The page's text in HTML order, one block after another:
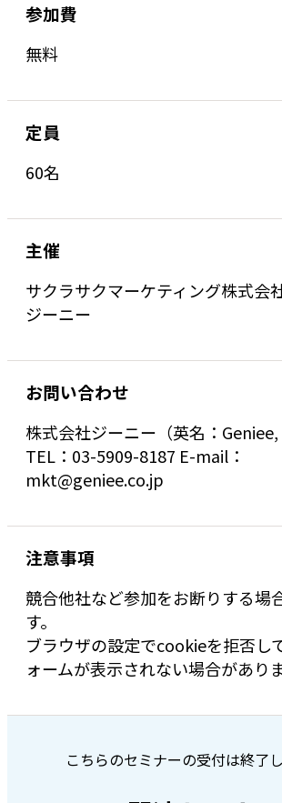
参加費
無料
定員
60名
主催
サクラサクマーケティング株式会
ジーニー
お問い合わせ
株式会社ジーニー（英名：Geniee,
TEL：03-5909-8187 E-mail：
mkt@geniee.co.jp
注意事項
競合他社など参加をお断りする場
す。
ブラウザの設定でcookieを拒否し
ォームが表示されない場合がありま
こちらのセミナーの受付は終了し